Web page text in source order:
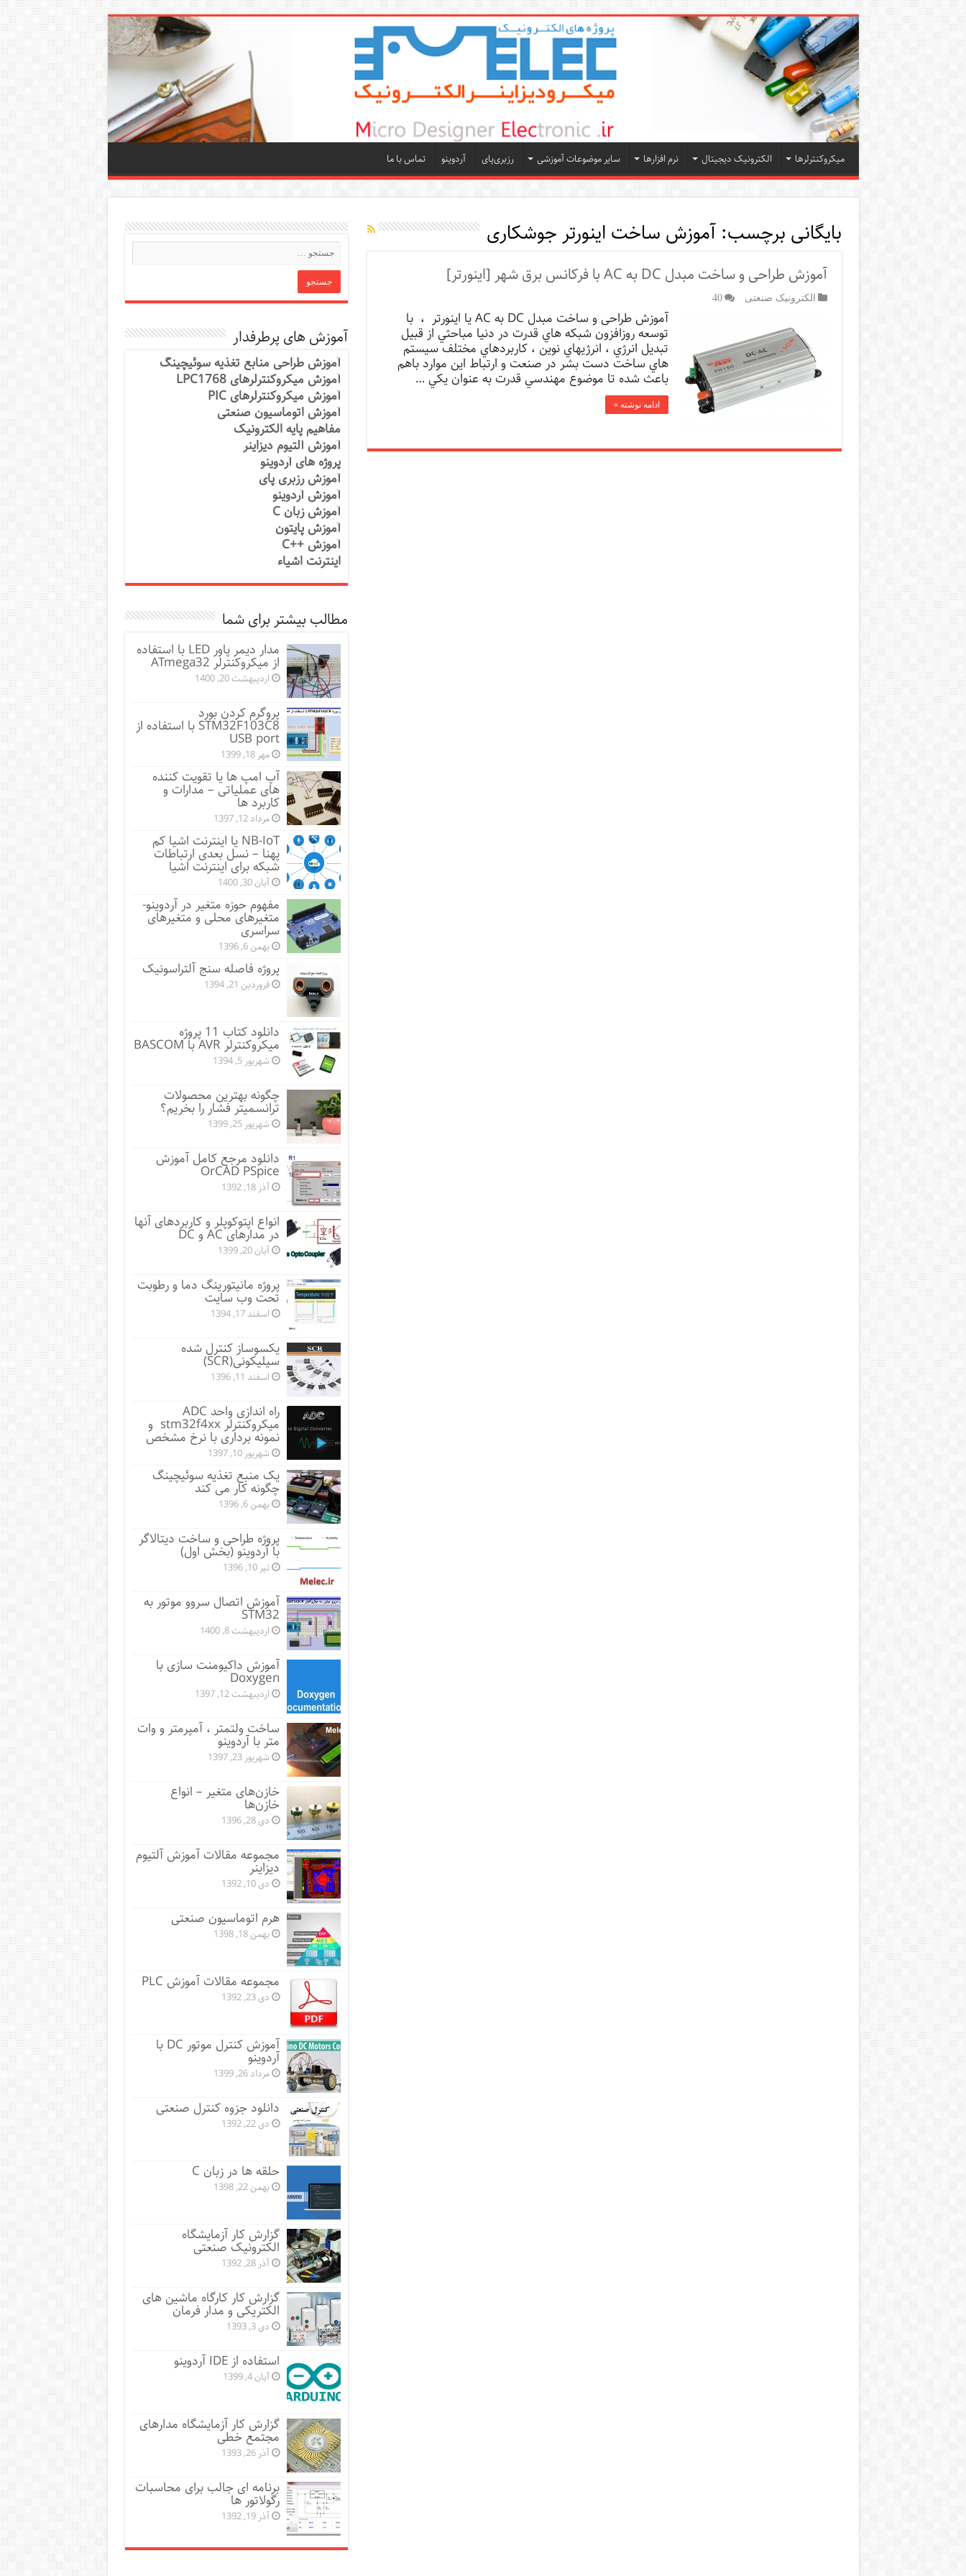
میکروکنترلرها الکترونیک دیجیتال نرم افزارها سایر موضوعات آموزشی رزبری‌پای آردوینو تماس با ما
بایگانی برچسب:آموزش ساخت اینورتر جوشکاری
آموزش طراحی و ساخت مبدل DC به AC با فرکانس برق شهر [اینورتر]
الکترونیک صنعتی 40
آموزش طراحی و ساخت مبدل DC به AC یا اینورتر ، با
توسعه روزافزون شبكه ­هاي قدرت در دنيا مباحثي از قبيل
تبديل انرژي ، انرژيهاي نوين ، كاربردهاي مختلف سيستم
هاي ساخت دست بشر در صنعت و ارتباط اين موارد باهم
باعث شده تا موضوع مهندسي قدرت به عنوان يكي …
ادامه نوشته »
آموزش های پرطرفدار
آموزش طراحی منابع تغذیه سوئیچینگ
آموزش میکروکنترلرهای LPC1768
آموزش میکروکنترلرهای PIC
آموزش اتوماسیون صنعتی
مفاهیم پایه الکترونیک
آموزش آلتیوم دیزاینر
پروژه های آردوینو
آموزش رزبری پای
آموزش آردوینو
آموزش زبان C
آموزش پایتون
آموزش ++C
اینترنت اشیاء
مطالب بیشتر برای شما
مدار دیمر پاور LED با استفاده
از میکروکنترلر ATmega32
اردیبهشت 20, 1400
پروگرم کردن بورد
STM32F103C8 با استفاده از
USB port
مهر 18, 1399
آپ امپ ها یا تقویت کننده
های عملیاتی – مدارات و
کاربرد ها
مرداد 12, 1397
NB-IoT یا اینترنت اشیا کم
پهنا – نسل بعدی ارتباطات
شبکه برای اینترنت اشیا
آبان 30, 1400
مفهوم حوزه متغیر در آردوینو-
متغیرهای محلی و متغیرهای
سراسری
بهمن 6, 1396
پروژه فاصله سنج آلتراسونیک
فروردین 21, 1394
دانلود کتاب 11 پروژه
میکروکنترلر AVR با BASCOM
شهریور 5, 1394
چگونه بهترین محصولات
ترانسمیتر فشار را بخریم؟
شهریور 25, 1399
دانلود مرجع کامل آموزش
OrCAD PSpice
آذر 18, 1392
انواع اپتوکوپلر و کاربردهای آنها
در مدارهای AC و DC
آبان 20, 1399
پروژه مانيتورينگ دما و رطوبت
تحت وب سایت
اسفند 17, 1394
یکسوساز کنترل شده
سیلیکونی(SCR)
اسفند 11, 1396
راه اندازی واحد ADC
میکروکنترلر stm32f4xx و
نمونه برداری با نرخ مشخص
شهریور 10, 1397
یک منبع تغذیه سوئیچینگ
چگونه کار می کند
بهمن 6, 1396
پروژه طراحی و ساخت دیتالاگر
با آردوینو (بخش اول)
تیر 10, 1396
آموزش اتصال سروو موتور به
STM32
اردیبهشت 8, 1400
آموزش داکیومنت سازی با
Doxygen
اردیبهشت 12, 1397
ساخت ولتمتر ، آمپرمتر و وات
متر با آردوینو
شهریور 23, 1397
خازن‌های متغیر – انواع
خازن‌ها
دی 28, 1396
مجموعه مقالات آموزش آلتیوم
دیزاینر
دی 10, 1392
هرم اتوماسیون صنعتی
بهمن 18, 1398
مجموعه مقالات آموزش PLC
دی 23, 1392
آموزش کنترل موتور DC با
آردوینو
مرداد 26, 1399
دانلود جزوه کنترل صنعتی
دی 22, 1392
حلقه ها در زبان C
بهمن 22, 1398
گزارش کار آزمایشگاه
الکترونیک صنعتی
آذر 28, 1392
گزارش کار کارگاه ماشین های
الکتریکی و مدار فرمان
دی 3, 1393
استفاده از IDE آردوینو
آبان 4, 1399
گزارش کار آزمایشگاه مدارهای
مجتمع خطی
آذر 26, 1393
برنامه ای جالب برای محاسبات
رگولاتور ها
آذر 19, 1392